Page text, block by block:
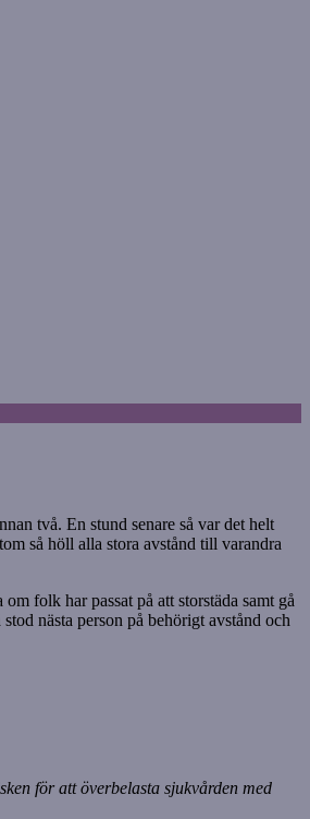
två. En stund senare så var det helt
så höll alla stora avstånd till varandra
folk har passat på att storstäda samt gå
nästa person på behörigt avstånd och
för att överbelasta sjukvården med